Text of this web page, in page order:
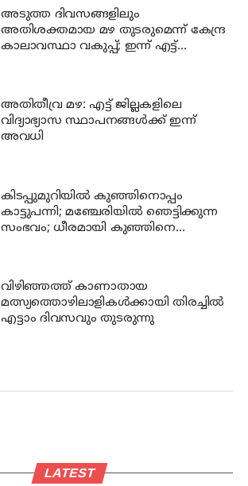
അടുത്ത ദിവസങ്ങളിലും
അതിശക്തമായ മഴ തുടരുമെന്ന് കേന്ദ്ര
കാലാവസ്ഥാ വകുപ്പ്; ഇന്ന് എട്ട്
അതിതീവ്ര മഴ: എട്ട് ജില്ലകളിലെ
വിദ്യാഭ്യാസ സ്ഥാപനങ്ങൾക്ക് ഇന്ന്
അവധി
കിടപ്പുമുറിയിൽ കുഞ്ഞിനൊപ്പം
കാട്ടുപന്നി; മഞ്ചേരിയിൽ ഞെട്ടിക്കുന്ന
സംഭവം; ധീരമായി കുഞ്ഞിനെ
വിഴിഞ്ഞത്ത് കാണാതായ
മത്സ്യത്തൊഴിലാളികൾക്കായി തിരച്ചിൽ
എട്ടാം ദിവസവും തുടരുന്നു
LATEST